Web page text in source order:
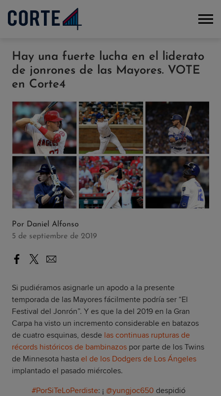
Hay una fuerte lucha en el liderato
de jonrones de las Mayores. VOTE
en Corte4
Por Daniel Alfonso
5 de septiembre de 2019
Si pudiéramos asignarle un apodo a la presente
temporada de las Mayores fácilmente podría ser “El
Festival del Jonrón”. Y es que la del 2019 en la Gran
Carpa ha visto un incremento considerable en batazos
de cuatro esquinas, desde las continuas rupturas de
récords históricos de bambinazos por parte de los Twins
de Minnesota hasta el de los Dodgers de Los Ángeles
implantado el pasado miércoles.
#PorSiTeLoPerdiste: ¡ @yungjoc650 despidió